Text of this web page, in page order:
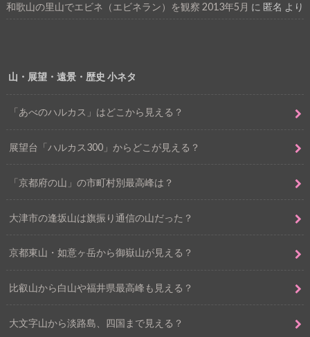
和歌山の里山でエビネ（エビネラン）を観察 2013年5月 に 匿名 より
山・展望・遠景・歴史 小ネタ
「あべのハルカス」はどこから見える？
展望台「ハルカス300」からどこが見える？
「京都府の山」の市町村別最高峰は？
大津市の逢坂山は旗振り通信の山だった？
京都東山・如意ヶ岳から御嶽山が見える？
比叡山から白山や福井県最高峰も見える？
大文字山から淡路島、四国まで見える？